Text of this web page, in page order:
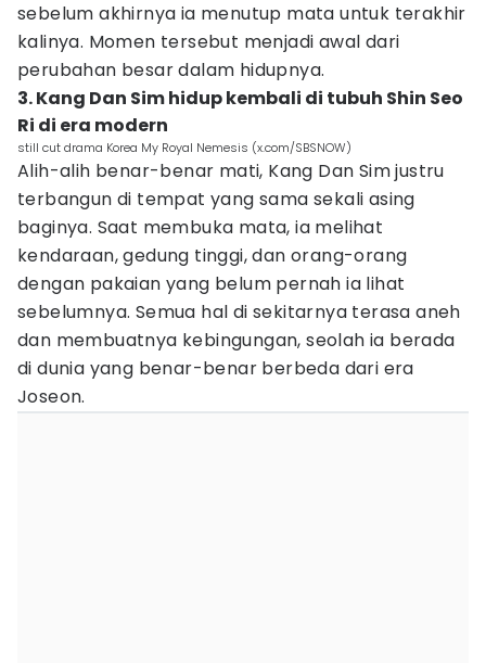
sebelum akhirnya ia menutup mata untuk terakhir
kalinya. Momen tersebut menjadi awal dari
perubahan besar dalam hidupnya.
3. Kang Dan Sim hidup kembali di tubuh Shin Seo
Ri di era modern
still cut drama Korea My Royal Nemesis (x.com/SBSNOW)
Alih-alih benar-benar mati, Kang Dan Sim justru
terbangun di tempat yang sama sekali asing
baginya. Saat membuka mata, ia melihat
kendaraan, gedung tinggi, dan orang-orang
dengan pakaian yang belum pernah ia lihat
sebelumnya. Semua hal di sekitarnya terasa aneh
dan membuatnya kebingungan, seolah ia berada
di dunia yang benar-benar berbeda dari era
Joseon.